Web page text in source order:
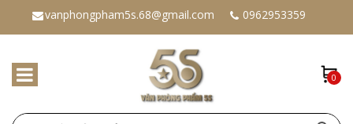
vanphongpham5s.68@gmail.com 0962953359
0